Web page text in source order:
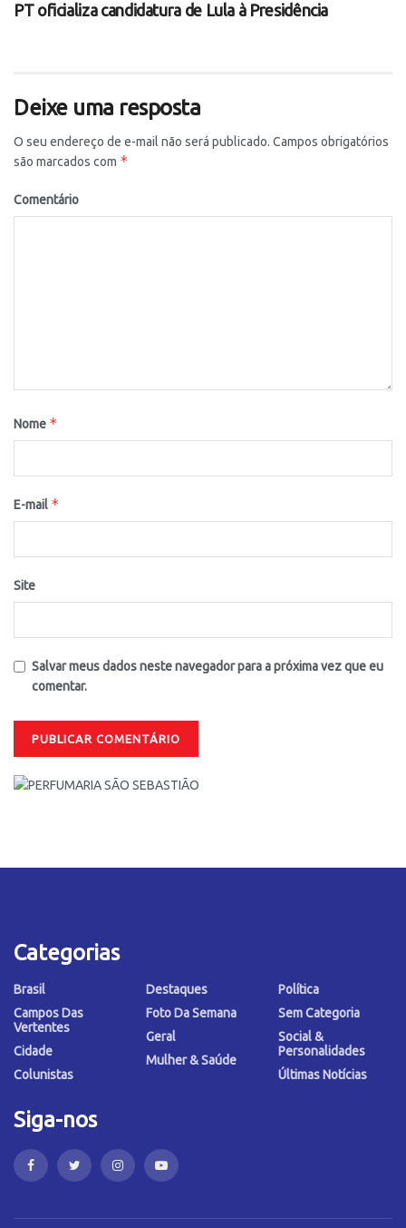
PT oficializa candidatura de Lula à Presidência
Deixe uma resposta
O seu endereço de e-mail não será publicado. Campos obrigatórios
são marcados com *
Comentário
Nome *
E-mail *
Site
Salvar meus dados neste navegador para a próxima vez que eu
comentar.
Categorias
Brasil
Campos Das
Vertentes
Cidade
Colunistas
Destaques
Foto Da Semana
Geral
Mulher & Saúde
Política
Sem Categoria
Social &
Personalidades
Últimas Notícias
Siga-nos